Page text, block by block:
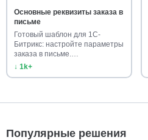
Основные реквизиты заказа в
письме
Готовый шаблон для 1С-
Битрикс: настройте параметры
заказа в письме.
Оптимизирова…
↓ 1k+
Популярные решения